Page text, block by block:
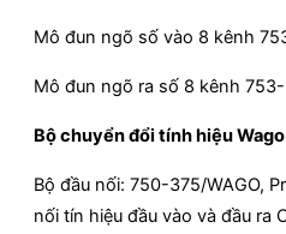
Mô đun ngõ số vào 8 kênh
Mô đun ngõ ra số 8 kênh
Bộ chuyển đổi tính hiệu Wago
Bộ đầu nối: 750-375/WAGO,
nối tín hiệu đầu vào và đầu ra